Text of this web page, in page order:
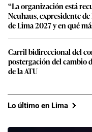
“La organización está
Neuhaus, expresidente
de Lima 2027 y en qué
Carril bidireccional del
postergación del cambio
de la ATU
Lo último en Lima